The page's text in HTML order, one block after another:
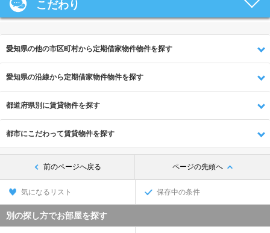
こだわり
愛知県の他の市区町村から定期借家物件物件を探す
愛知県の沿線から定期借家物件物件を探す
都道府県別に賃貸物件を探す
都市にこだわって賃貸物件を探す
前のページへ戻る ページの先頭へ
気になるリスト 保存中の条件
別の探し方でお部屋を探す